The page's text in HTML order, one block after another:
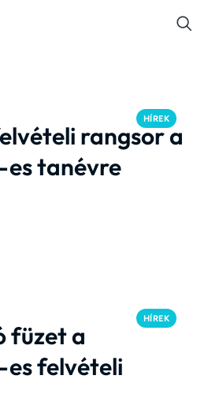
HÍREK
rangsor a
tanévre
HÍREK
füzet a
felvételi